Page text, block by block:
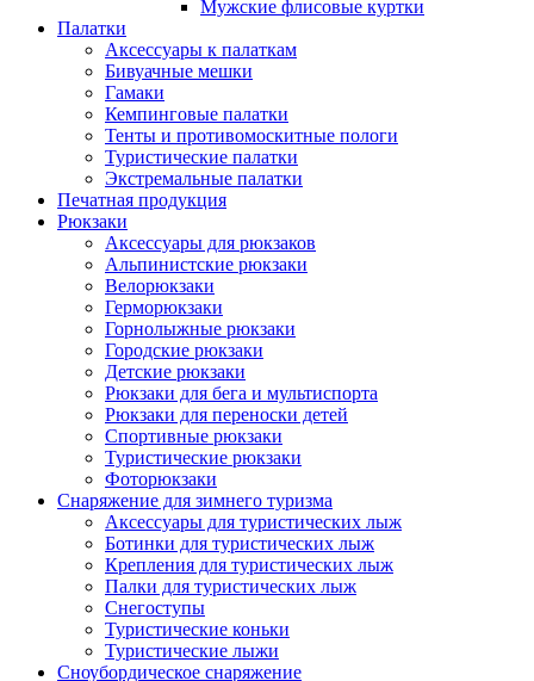
Мужские флисовые куртки
Палатки
Аксессуары к палаткам
Бивуачные мешки
Гамаки
Кемпинговые палатки
Тенты и противомоскитные пологи
Туристические палатки
Экстремальные палатки
Печатная продукция
Рюкзаки
Аксессуары для рюкзаков
Альпинистские рюкзаки
Велорюкзаки
Герморюкзаки
Горнолыжные рюкзаки
Городские рюкзаки
Детские рюкзаки
Рюкзаки для бега и мультиспорта
Рюкзаки для переноски детей
Спортивные рюкзаки
Туристические рюкзаки
Фоторюкзаки
Снаряжение для зимнего туризма
Аксессуары для туристических лыж
Ботинки для туристических лыж
Крепления для туристических лыж
Палки для туристических лыж
Снегоступы
Туристические коньки
Туристические лыжи
Сноубордическое снаряжение